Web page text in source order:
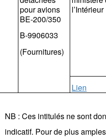
pour avions
BE-200/350
B-9906033
(Fournitures)
l’Intérieur
Lien
NB : Ces intitulés ne sont
indicatif. Pour de plus